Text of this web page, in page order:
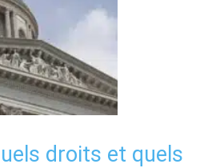
droits et quels